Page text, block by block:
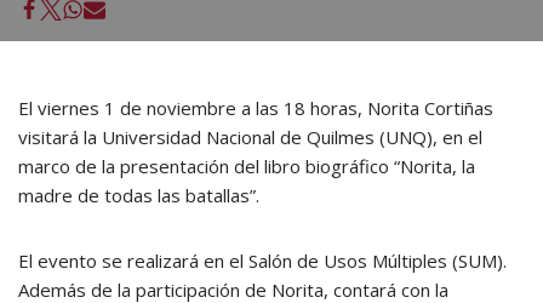
El viernes 1 de noviembre a las 18 horas, Norita Cortiñas
visitará la Universidad Nacional de Quilmes (UNQ), en el
marco de la presentación del libro biográfico “Norita, la
madre de todas las batallas”.
El evento se realizará en el Salón de Usos Múltiples (SUM).
Además de la participación de Norita, contará con la